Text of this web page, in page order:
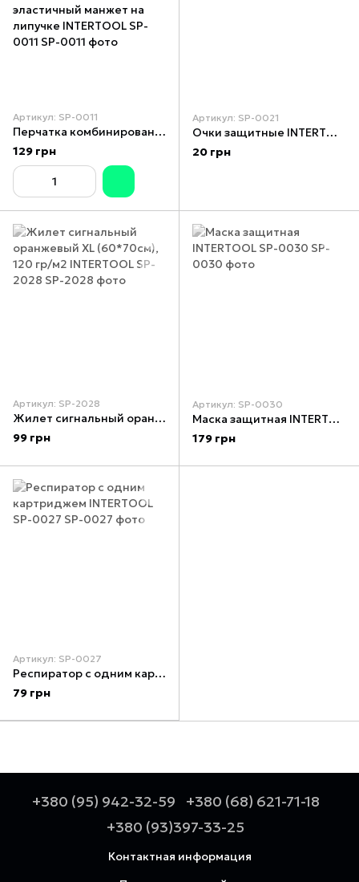
Артикул: SP-0011
Перчатка комбинированная из высококачественной кожи и ткани 10" эластичный манжет на липучке INTERTOOL SP-0011
129 грн
Артикул: SP-0021
Очки защитные INTERTOOL SP-0021
20 грн
Артикул: SP-2028
Жилет сигнальный оранжевый XL (60*70см), 120 гр/м2 INTERTOOL SP-2028
99 грн
Артикул: SP-0030
Маска защитная INTERTOOL SP-0030
179 грн
Артикул: SP-0027
Респиратор с одним картриджем INTERTOOL SP-0027
79 грн
+380 (95) 942-32-59
+380 (68) 621-71-18
+380 (93)397-33-25
Контактная информация